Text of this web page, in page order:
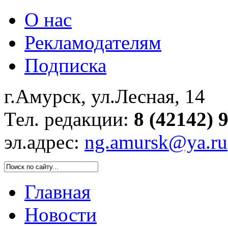
О нас
Рекламодателям
Подписка
г.Амурск, ул.Лесная, 14
Тел. редакции: 8 (42142)
эл.адрес: ng.amursk@ya.ru
Главная
Новости